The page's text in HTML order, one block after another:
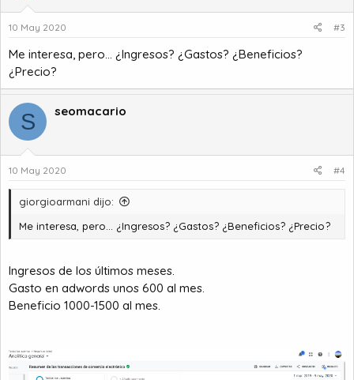
10 May 2020 #3
Me interesa, pero... ¿Ingresos? ¿Gastos? ¿Beneficios?
¿Precio?
S seomacario
10 May 2020 #4
giorgioarmani dijo:
Me interesa, pero... ¿Ingresos? ¿Gastos? ¿Beneficios? ¿Precio?
Ingresos de los últimos meses.
Gasto en adwords unos 600 al mes.
Beneficio 1000-1500 al mes.